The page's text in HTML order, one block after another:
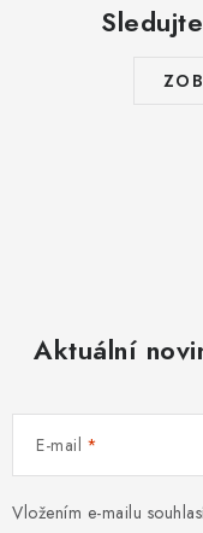
Aktuální
E-mail
Vložením e-mailu